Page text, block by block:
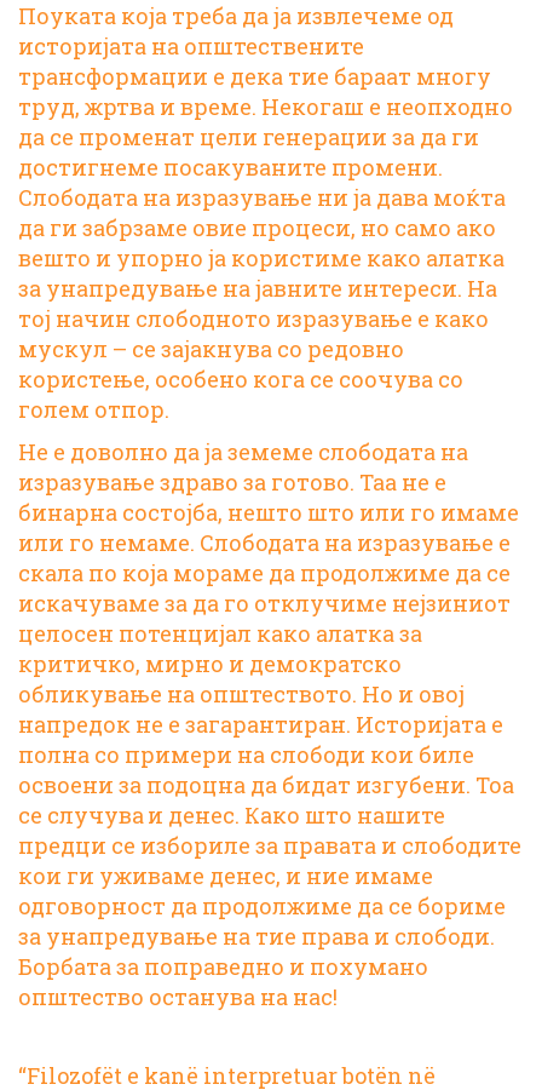
Поуката која треба да ја извлечеме од
историјата на општествените
трансформации е дека тие бараат многу
труд, жртва и време. Некогаш е неопходно
да се променат цели генерации за да ги
достигнеме посакуваните промени.
Слободата на изразување ни ја дава моќта
да ги забрзаме овие процеси, но само ако
вешто и упорно ја користиме како алатка
за унапредување на јавните интереси. На
тој начин слободното изразување е како
мускул – се зајакнува со редовно
користење, особено кога се соочува со
голем отпор.
Не е доволно да ја земеме слободата на
изразување здраво за готово. Таа не е
бинарна состојба, нешто што или го имаме
или го немаме. Слободата на изразување е
скала по која мораме да продолжиме да се
искачуваме за да го отклучиме нејзиниот
целосен потенцијал како алатка за
критичко, мирно и демократско
обликување на општеството. Но и овој
напредок не е загарантиран. Историјата е
полна со примери на слободи кои биле
освоени за подоцна да бидат изгубени. Тоа
се случуваи денес. Како што нашите
предци се избориле за правата и слободите
кои ги уживаме денес, и ние имаме
одговорност да продолжиме да се бориме
за унапредување на тие права и слободи.
Борбата за поправедно и похумано
општество останува на нас!
“Filozofët e kanë interpretuar botën në